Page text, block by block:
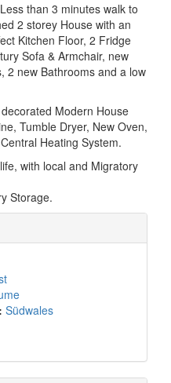
than 3 minutes walk to
2 storey House with an
Kitchen Floor, 2 Fridge
Sofa & Armchair, new
2 new Bathrooms and a low
Modern House
Tumble Dryer, New Oven,
Heating System.
with local and Migratory
Storage.
Südwales